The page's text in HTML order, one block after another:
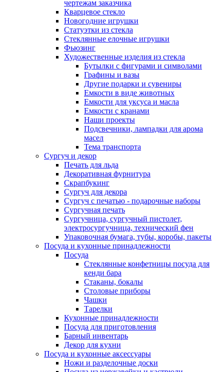
чертежам заказчика
Кварцевое стекло
Новогодние игрушки
Статуэтки из стекла
Стеклянные елочные игрушки
Фьюзинг
Художественные изделия из стекла
Бутылки с фигурами и символами
Графины и вазы
Другие подарки и сувениры
Емкости в виде животных
Емкости для уксуса и масла
Емкости с кранами
Наши проекты
Подсвечники, лампадки для арома
масел
Тема транспорта
Сургуч и декор
Печать для льда
Декоративная фурнитура
Скрапбукинг
Сургуч для декора
Сургуч с печатью - подарочные наборы
Сургучная печать
Сургучница, сургучный пистолет,
электросургучница, технический фен
Упаковочная бумага, тубы, коробы, пакеты
Посуда и кухонные принадлежности
Посуда
Стеклянные конфетницы посуда для
кенди бара
Стаканы, бокалы
Столовые приборы
Чашки
Тарелки
Кухонные принадлежности
Посуда для приготовления
Барный инвентарь
Декор для кухни
Посуда и кухонные аксессуары
Ножи и разделочные доски